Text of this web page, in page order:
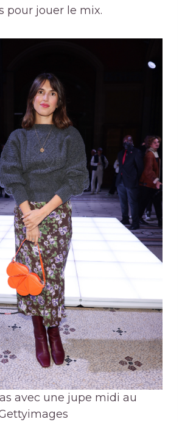
pour jouer le mix.
avec une jupe midi au